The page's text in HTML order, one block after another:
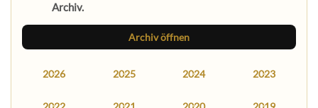
Archiv.
Archiv öffnen
2026 2025 2024 2023